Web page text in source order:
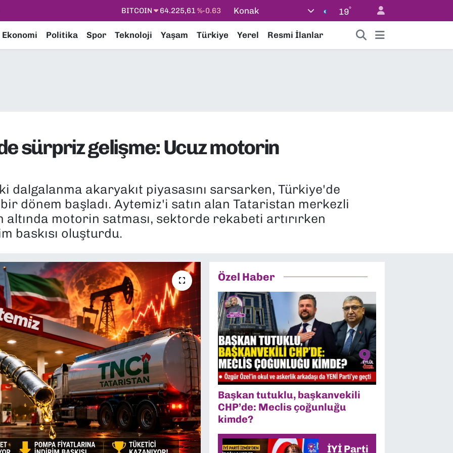
DOLAR 47,7143%0.16
STERLİN
64,2463%0.07
Konak 19°
Ekonomi Politika Spor Teknoloji Yaşam Türkiye Yerel Resmi İlanlar
sürpriz gelişme: Ucuz motorin
dalgalanma akaryakıt piyasasını sarsarken, Türkiye'de
dönem başladı. Aytemiz'i satın alan Tataristan merkezli
altında motorin satması, sektorde rekabeti artırırken
baskısı oluşturdu.
Özel Haber
Başkan tutuklu, başkanvekili
CHP’de: Meclis çoğunluğu
kimde?
İYİ Parti